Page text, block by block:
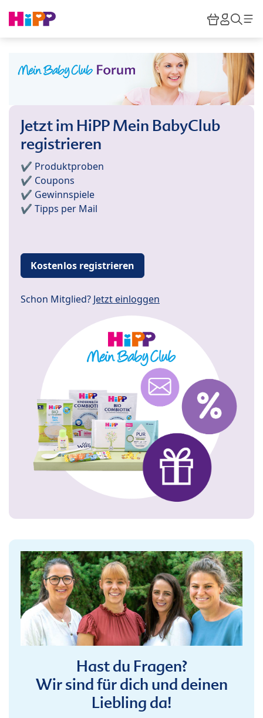
HiPP
Jetzt im HiPP Mein BabyClub
registrieren
✔️ Produktproben
✔️ Coupons
✔️ Gewinnspiele
✔️ Tipps per Mail
Kostenlos registrieren
Schon Mitglied? Jetzt einloggen
Hast du Fragen?
Wir sind für dich und deinen
Liebling da!